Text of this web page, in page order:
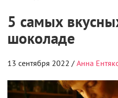
5 самых
шоколаде
13 сентября 2022 / Анна